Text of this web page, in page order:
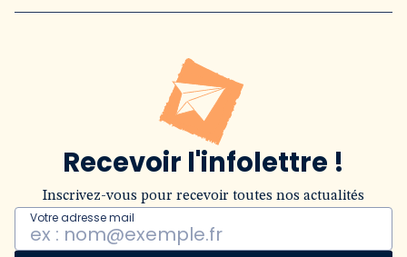
Recevoir l'infolettre !
Inscrivez-vous pour recevoir toutes nos actualités
Votre adresse mail